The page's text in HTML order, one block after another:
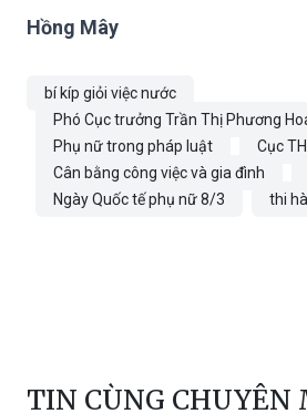
Hồng Mây
bí kíp giỏi việc nước
Phó Cục trưởng Trần Thị Phương
Phụ nữ trong pháp luật
Cục
Cân bằng công việc và gia đình
Ngày Quốc tế phụ nữ 8/3
thi
TIN CÙNG CHUYÊN